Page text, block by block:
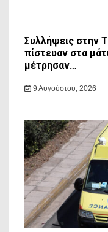
Συλλήψεις στην
πίστευαν στα
μέτρησαν…
9 Αυγούστου, 2026